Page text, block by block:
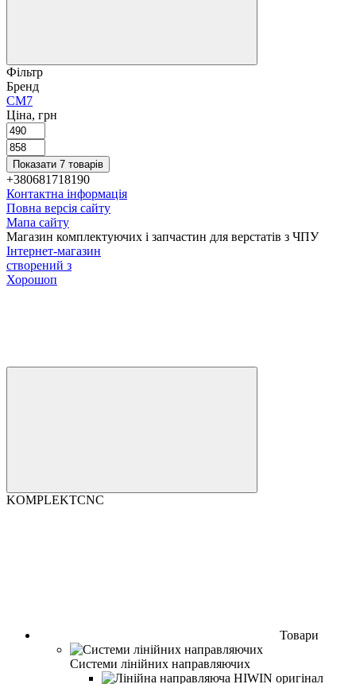
Фільтр
Бренд
CM7
Ціна, грн
Показати 7 товарів
+380681718190
Контактна інформація
Повна версія сайту
Мапа сайту
Магазин комплектуючих і запчастин для верстатів з ЧПУ
Інтернет-магазин
створений з
Хорошоп
KOMPLEKTCNC
Товари
Системи лінійних направляючих